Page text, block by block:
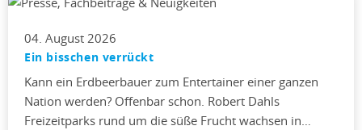
04. August 2026
Ein bisschen verrückt
Kann ein Erdbeerbauer zum Entertainer einer ganzen
Nation werden? Offenbar schon. Robert Dahls
Freizeitparks rund um die süße Frucht wachsen in…